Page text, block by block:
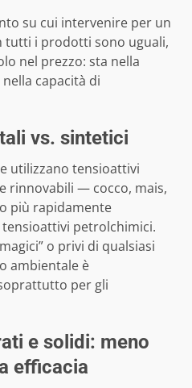
su cui intervenire per un
tutti i prodotti sono uguali,
nel prezzo: sta nella
capacità di
vs. sintetici
utilizzano tensioattivi
rinnovabili — cocco, mais,
più rapidamente
petrolchimici.
o privi di qualsiasi
ambientale è
per gli
e solidi: meno
efficacia